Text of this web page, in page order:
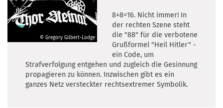
Gilbert-
Lodge
© Gregory Gilbert-Lodge
8+8=16. Nicht immer! In
der rechten Szene steht
die "88" für die verbotene
Grußformel "Heil Hitler" -
ein Code, um
Strafverfolgung entgehen und zugleich die Gesinnung
propagieren zu können. Inzwischen gibt es ein
ganzes Netz versteckter rechtsextremer Symbolik.